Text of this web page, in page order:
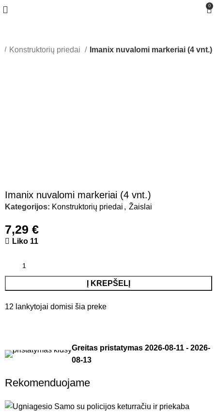
0
Konstruktorių priedai Imanix nuvalomi markeriai (4 vnt.)
Imanix nuvalomi markeriai (4 vnt.)
Kategorijos: Konstruktorių priedai , Žaislai
7,29€
Liko 11
Į KREPŠELĮ
12 lankytojai domisi šia preke
Greitas pristatymas2026-08-11 -2026-
08-13
Rekomenduojame